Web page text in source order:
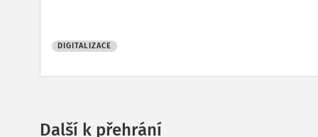
DIGITALIZACE
Další k přehrání